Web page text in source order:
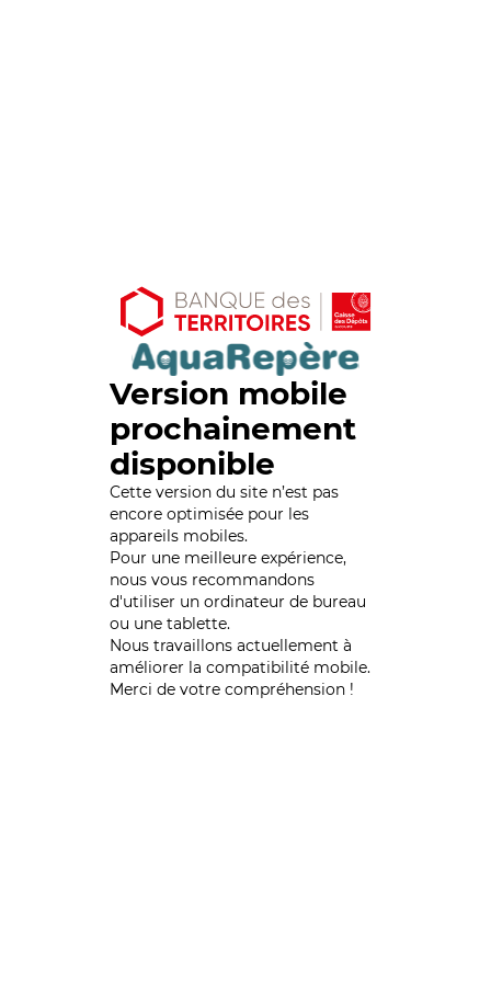
Version mobile
prochainement
disponible
Cette version du site n’est pas
encore optimisée pour les
appareils mobiles.
Pour une meilleure expérience,
nous vous recommandons
d'utiliser un ordinateur de bureau
ou une tablette.
Nous travaillons actuellement à
améliorer la compatibilité mobile.
Merci de votre compréhension !